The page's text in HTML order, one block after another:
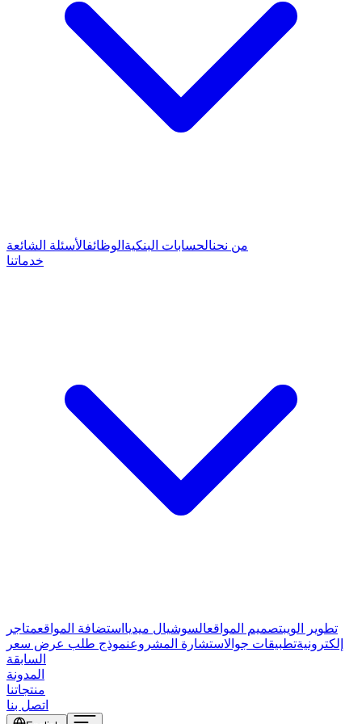
من نحنالحسابات البنكية الوظائفالأسئلة الشائعة
خدماتنا
تطوير الويبتصميم المواقعالسوشيال ميديا استضافة المواقعمتاجر
إلكترونيةتطبيقات جوالاستشارة المشروعنموذج طلب عرض سعر
السابقة
المدونة
منتجاتنا
اتصل بنا